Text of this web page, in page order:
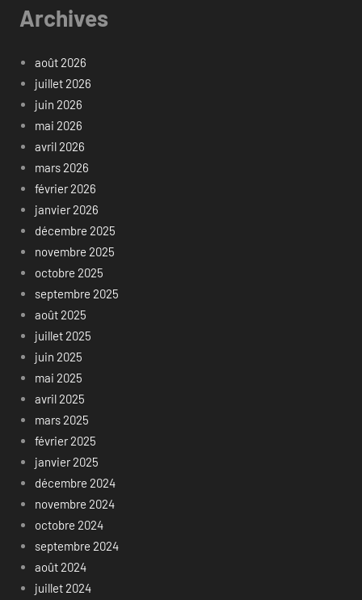
Archives
août 2026
juillet 2026
juin 2026
mai 2026
avril 2026
mars 2026
février 2026
janvier 2026
décembre 2025
novembre 2025
octobre 2025
septembre 2025
août 2025
juillet 2025
juin 2025
mai 2025
avril 2025
mars 2025
février 2025
janvier 2025
décembre 2024
novembre 2024
octobre 2024
septembre 2024
août 2024
juillet 2024